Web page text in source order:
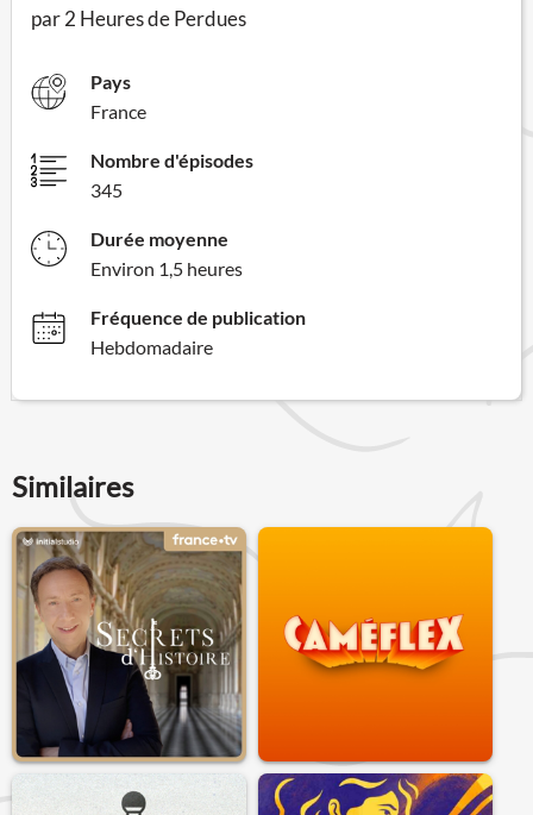
par 2 Heures de Perdues
Pays
France
Nombre d'épisodes
345
Durée moyenne
Environ 1,5 heures
Fréquence de publication
Hebdomadaire
Similaires